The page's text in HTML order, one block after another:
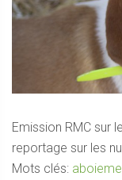
Emission RMC sur
reportage sur les
Mots clés: